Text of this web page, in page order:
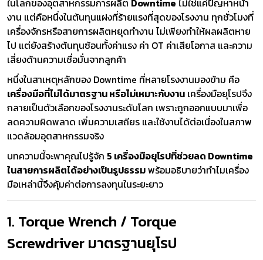
ในโลกของอุตสาหกรรมการผลิต Downtime ไม่ใช่แค่ปัญหาหน้า
งาน แต่คือหนึ่งในต้นทุนแฝงที่ร้ายแรงที่สุดของโรงงาน ทุกชั่วโมงที่
เครื่องจักรหรือสายการผลิตหยุดทำงาน ไม่เพียงทำให้ผลผลิตหาย
ไป แต่ยังสร้างต้นทุนซ้อนทั้งค่าแรง ค่า OT ค่าเสียโอกาส และความ
เสี่ยงด้านความเชื่อมั่นจากลูกค้า
หนึ่งในสาเหตุหลักของ Downtime ที่หลายโรงงานมองข้าม คือ
เครื่องมือที่ไม่ได้มาตรฐาน หรือไม่เหมาะกับงาน เครื่องมือยุโรปจึง
กลายเป็นตัวเลือกของโรงงานระดับโลก เพราะถูกออกแบบมาเพื่อ
ลดความผิดพลาด เพิ่มความเสถียร และใช้งานได้ต่อเนื่องในสภาพ
แวดล้อมอุตสาหกรรมจริง
บทความนี้จะพาคุณไปรู้จัก 5 เครื่องมือยุโรปที่ช่วยลด Downtime
ในสายการผลิตได้อย่างเป็นรูปธรรมพร้อมอธิบายว่าทำไมเครื่อง
มือเหล่านี้จึงคุ้มค่าต่อการลงทุนในระยะยาว
1. Torque Wrench / Torque
Screwdriver มาตรฐานยุโรป